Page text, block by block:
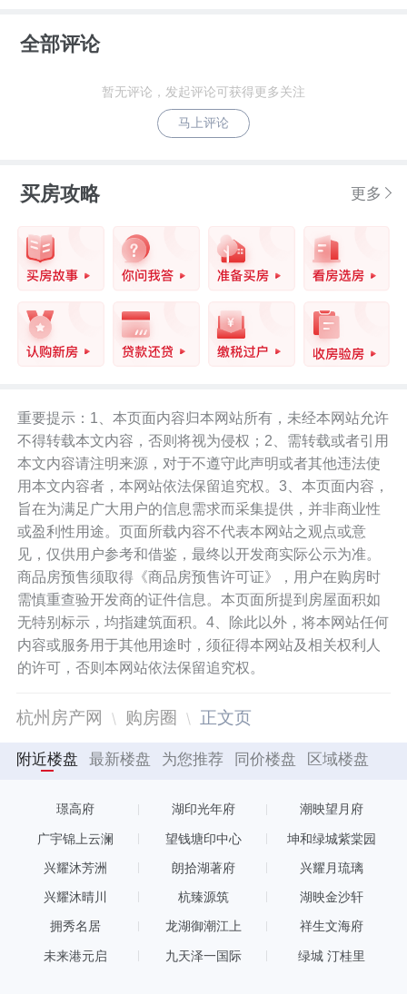
全部评论
暂无评论，发起评论可获得更多关注
马上评论
买房攻略 更多
重要提示：1、本页面内容归本网站所有，未经本网站允许
不得转载本文内容，否则将视为侵权；2、需转载或者引用
本文内容请注明来源，对于不遵守此声明或者其他违法使
用本文内容者，本网站依法保留追究权。3、本页面内容，
旨在为满足广大用户的信息需求而采集提供，并非商业性
或盈利性用途。页面所载内容不代表本网站之观点或意
见，仅供用户参考和借鉴，最终以开发商实际公示为准。
商品房预售须取得《商品房预售许可证》，用户在购房时
需慎重查验开发商的证件信息。本页面所提到房屋面积如
无特别标示，均指建筑面积。4、除此以外，将本网站任何
内容或服务用于其他用途时，须征得本网站及相关权利人
的许可，否则本网站依法保留追究权。
杭州房产网 购房圈 正文页
附近楼盘 最新楼盘 为您推荐 同价楼盘 区域楼盘
璟高府 湖印光年府 潮映望月府
广宇锦上云澜 望钱塘印中心 坤和绿城紫棠园
兴耀沐芳洲 朗拾湖著府 兴耀月琉璃
兴耀沐晴川 杭臻源筑 湖映金沙轩
拥秀名居 龙湖御潮江上 祥生文海府
未来港元启 九天泽一国际 绿城 汀桂里